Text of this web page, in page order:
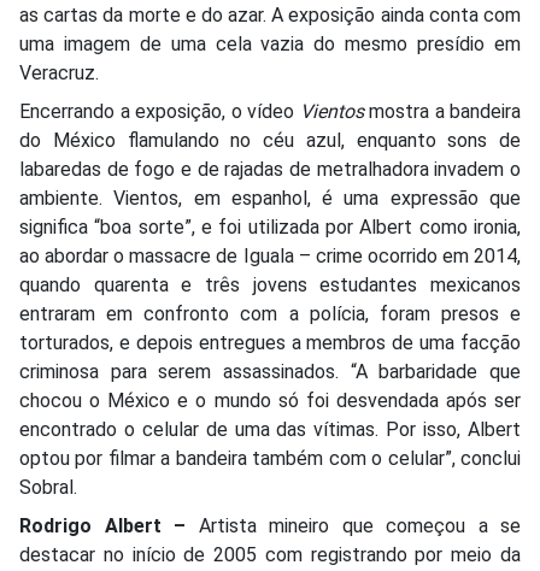
as cartas da morte e do azar. A exposição ainda conta com
uma imagem de uma cela vazia do mesmo presídio em
Veracruz.
Encerrando a exposição, o vídeo Vientosmostra a bandeira
do México flamulando no céu azul, enquanto sons de
labaredas de fogo e de rajadas de metralhadora invadem o
ambiente. Vientos, em espanhol, é uma expressão que
significa “boa sorte”, e foi utilizada por Albert como ironia,
ao abordar o massacre de Iguala – crime ocorrido em 2014,
quando quarenta e três jovens estudantes mexicanos
entraram em confronto com a polícia, foram presos e
torturados, e depois entregues a membros de uma facção
criminosa para serem assassinados. “A barbaridade que
chocou o México e o mundo só foi desvendada após ser
encontrado o celular de uma das vítimas. Por isso, Albert
optou por filmar a bandeira também com o celular”, conclui
Sobral.
Rodrigo Albert – Artista mineiro que começou a se
destacar no início de 2005 com registrando por meio da